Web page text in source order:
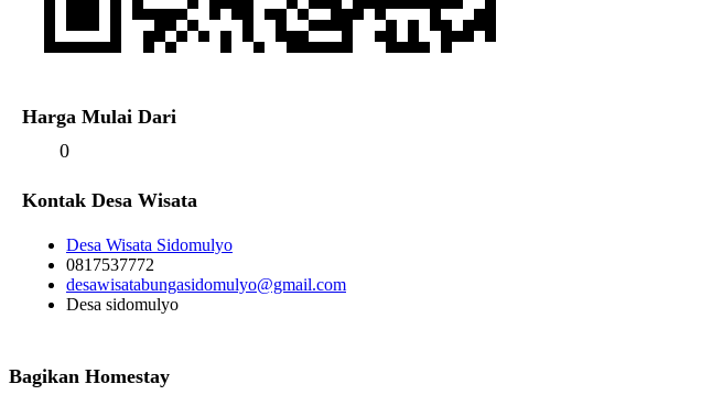
Harga Mulai Dari
0
Kontak Desa Wisata
Desa Wisata Sidomulyo
0817537772
desawisatabungasidomulyo@gmail.com
Desa sidomulyo
Bagikan Homestay